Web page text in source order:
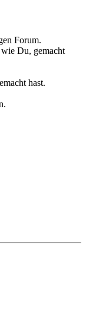
Forum.
Du, gemacht
hast.